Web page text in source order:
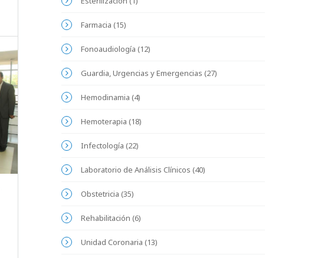
Farmacia (15)
Fonoaudiología (12)
Guardia, Urgencias y Emergencias (27)
Hemodinamia (4)
Hemoterapia (18)
Infectología (22)
Laboratorio de Análisis Clínicos (40)
Obstetricia (35)
Rehabilitación (6)
Unidad Coronaria (13)